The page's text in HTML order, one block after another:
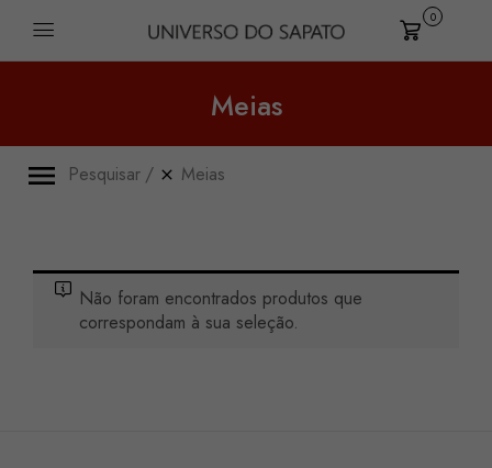
Carrinho
0
Meias
Pesquisar Meias
Não foram encontrados produtos que
correspondam à sua seleção.